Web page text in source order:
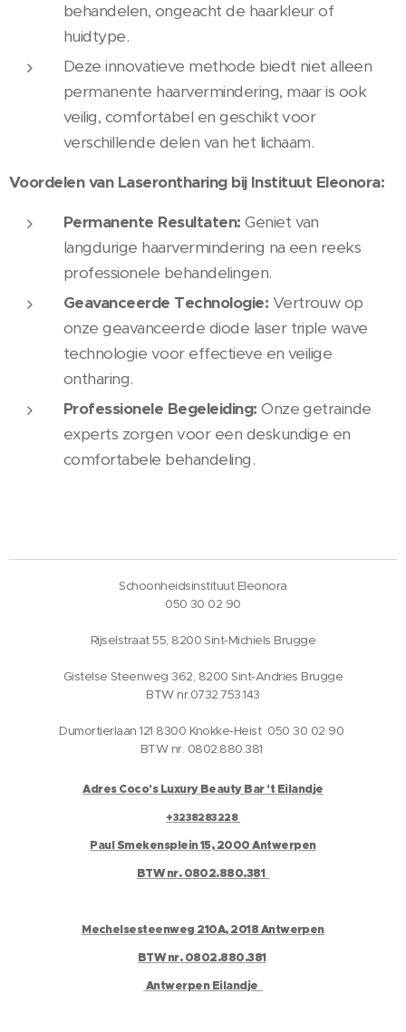
behandelen, ongeacht de haarkleur of
huidtype.
Deze innovatieve methode biedt niet alleen
permanente haarvermindering, maar is ook
veilig, comfortabel en geschikt voor
verschillende delen van het lichaam.
Voordelen van Laserontharing bij Instituut Eleonora:
Permanente Resultaten: Geniet van
langdurige haarvermindering na een reeks
professionele behandelingen.
Geavanceerde Technologie: Vertrouw op
onze geavanceerde diode laser triple wave
technologie voor effectieve en veilige
ontharing.
Professionele Begeleiding: Onze getrainde
experts zorgen voor een deskundige en
comfortabele behandeling.
Schoonheidsinstituut Eleonora
050 30 02 90
Rijselstraat 55, 8200 Sint-Michiels Brugge
Gistelse Steenweg 362, 8200 Sint-Andries Brugge
BTW nr.0732.753.143
Dumortierlaan 121 8300 Knokke-Heist 050 30 02 90
BTW nr. 0802.880.381
Adres Coco's Luxury Beauty Bar 't Eilandje
+3238283228
Paul Smekensplein 15, 2000 Antwerpen
BTW nr. 0802.880.381
Mechelsesteenweg 210A, 2018 Antwerpen
BTW nr. 0802.880.381
Antwerpen Eilandje